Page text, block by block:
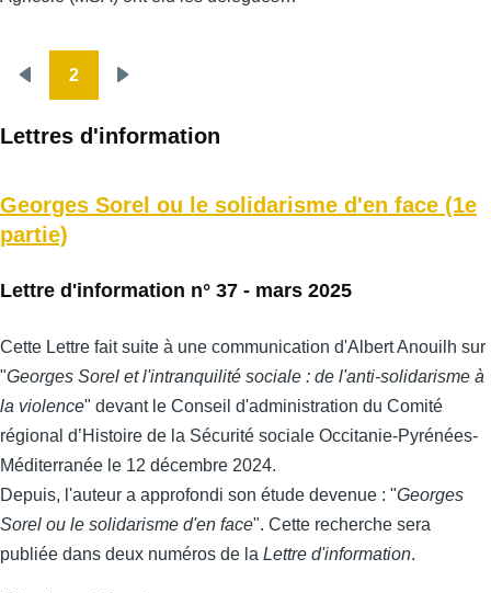
2
Lettres d'information
Georges Sorel ou le solidarisme d'en face (1e
partie)
Lettre d'information n° 37 - mars 2025
Cette Lettre fait suite à une communication d'Albert Anouilh sur
"Georges Sorel et l'intranquilité sociale : de l'anti-solidarisme à
la violence" devant le Conseil d'administration du Comité
régional d’Histoire de la Sécurité sociale Occitanie-Pyrénées-
Méditerranée le 12 décembre 2024.
Depuis, l'auteur a approfondi son étude devenue : "Georges
Sorel ou le solidarisme d'en face". Cette recherche sera
publiée dans deux numéros de la Lettre d'information.